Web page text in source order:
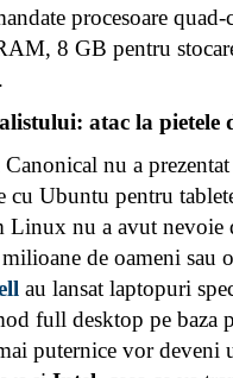
procesoare
8 GB pentru
atac la pietele
nu a prezentat
cu Ubuntu pentru
Linux nu a avut nevoie
de oameni sau
au lansat laptopuri
full desktop pe baza
puternice vor deveni